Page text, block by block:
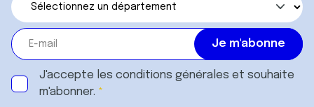
J'accepte les conditions générales et souhaite
m'abonner.